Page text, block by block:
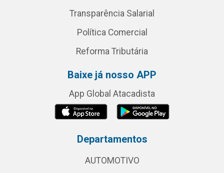
Transparência Salarial
Política Comercial
Reforma Tributária
Baixe já nosso APP
App Global Atacadista
Departamentos
AUTOMOTIVO